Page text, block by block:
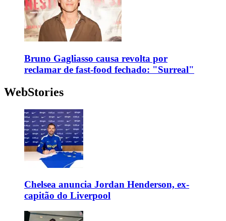
Bruno Gagliasso causa revolta por
reclamar de fast-food fechado: "Surreal"
WebStories
Chelsea anuncia Jordan Henderson, ex-
capitão do Liverpool